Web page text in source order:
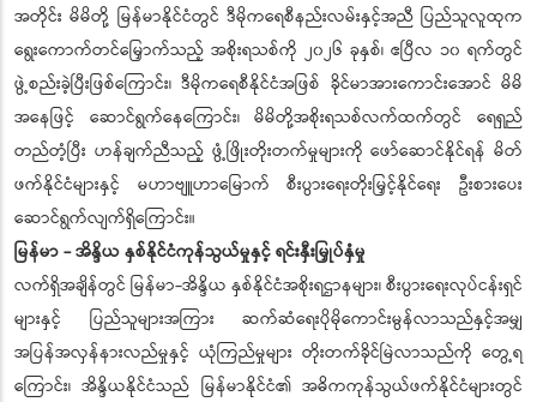
အတိုင်း မိမိတို့ မြန်မာနိုင်ငံတွင် ဒီမိုကရေစီနည်းလမ်းနှင့်အညီ ပြည်သူလူထုက
ရွေးကောက်တင်မြှောက်သည့် အစိုးရသစ်ကို ၂၀၂၆ ခုနှစ်၊ ဧပြီလ ၁၀ ရက်တွင်
ဖွဲ့စည်းခဲ့ပြီးဖြစ်ကြောင်း၊ ဒီမိုကရေစီနိုင်ငံအဖြစ် ခိုင်မာအားကောင်းအောင် မိမိ
အနေဖြင့် ဆောင်ရွက်နေကြောင်း၊ မိမိတို့အစိုးရသစ်လက်ထက်တွင် ရေရှည်
တည်တံ့ပြီး ဟန်ချက်ညီသည့် ဖွံ့ဖြိုးတိုးတက်မှုများကို ဖော်ဆောင်နိုင်ရန် မိတ်
ဖက်နိုင်ငံများနှင့် မဟာဗျူဟာမြောက် စီးပွားရေးတိုးမြှင့်နိုင်ရေး ဦးစားပေး
ဆောင်ရွက်လျက်ရှိကြောင်း။
မြန်မာ - အိန္ဒိယ နှစ်နိုင်ငံကုန်သွယ်မှုနှင့် ရင်းနှီးမြှုပ်နှံမှု
လက်ရှိအချိန်တွင် မြန်မာ-အိန္ဒိယ နှစ်နိုင်ငံအစိုးရဌာနများ၊ စီးပွားရေးလုပ်ငန်းရှင်
များနှင့် ပြည်သူများအကြား ဆက်ဆံရေးပိုမိုကောင်းမွန်လာသည်နှင့်အမျှ
အပြန်အလှန်နားလည်မှုနှင့် ယုံကြည်မှုများ တိုးတက်ခိုင်မြဲလာသည်ကို တွေ့ရ
ကြောင်း၊ အိန္ဒိယနိုင်ငံသည် မြန်မာနိုင်ငံ၏ အဓိကကုန်သွယ်ဖက်နိုင်ငံများတွင်